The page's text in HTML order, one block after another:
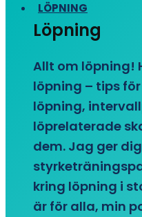
LÖPNING
Löpning
Allt om löpning!
löpning – tips
löpning,
löprelaterade
dem. Jag ger
kring löpning i
är för alla, min